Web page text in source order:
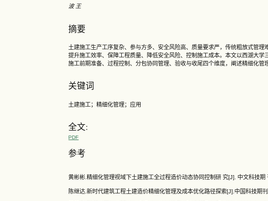
波 王
摘要
土建施工生产工序复杂、参与方多、安全风险高、质量要求严，传统粗放式管
提升施工效率、保障工程质量、降低安全风险、控制施工成本。本文以西湖大
施工前期准备、过程控制、分包协同管理、验收与收尾四个维度，阐述精细化管
关键词
土建施工；精细化管理；应用
全文:
PDF
参考
黄彬彬.精细化管理视域下土建施工全过程造价动态协同控制研 究[J]. 中文科技
陈继达.新时代建筑工程土建造价精细化管理及成本优化路径探索[J].中国科技期